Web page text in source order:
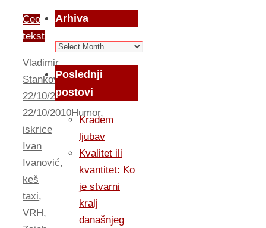
Ceo
tekst
Vladimir
Stankovic
22/10/2010
22/10/2010Humor,
iskrice
Ivan
Ivanović,
keš
taxi,
VRH,
Arhiva
Arhiva
Poslednji
postovi
Kradem
ljubav
Kvalitet ili
kvantitet: Ko
je stvarni
kralj
današnjeg